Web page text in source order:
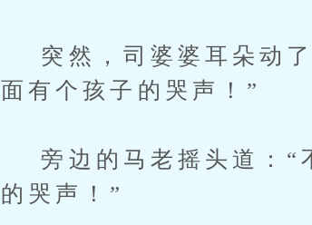
突然，司婆婆耳朵动了
面有个孩子的哭声！”
旁边的马老摇头道：“
的哭声！”